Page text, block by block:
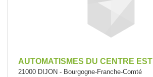
AUTOMATISMES DU CENTRE
21000 DIJON - Bourgogne-Franche-Comté